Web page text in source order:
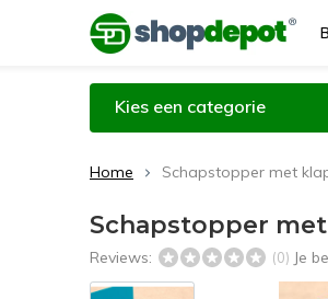
Kies een categorie
Home Schapstopper met
Schapstopper
Reviews: (0) Je